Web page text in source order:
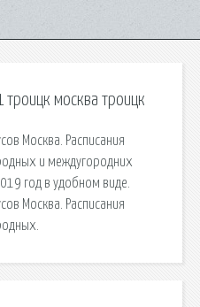
троицк москва троицк
Москва. Расписания
и междугородних
год в удобном виде.
Москва. Расписания